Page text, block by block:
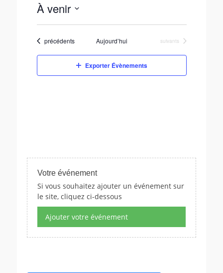
i
c
e
À venir
l
e
t
n
e
d
a
t
e
Évènements
précédents Aujourd’hui Évènements
suivants
Exporter Évènements
Votre événement
Si vous souhaitez ajouter un événement sur
le site, cliquez ci-dessous
Ajouter votre événement